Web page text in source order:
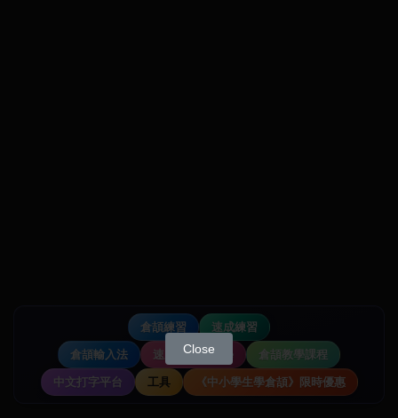
倉頡練習
速成練習
倉頡輸入法
速成輸入法教學
倉頡教學課程
中文打字平台
工具 《中小學生學倉頡》限時優惠
Close